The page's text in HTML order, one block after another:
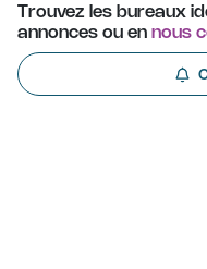
Trouvez les bureaux
annonces ou en nous